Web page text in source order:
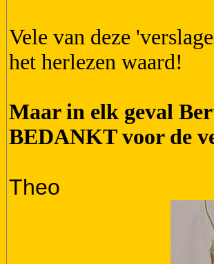
Vele van deze
het herlezen waard!
Maar in elk geval
BEDANKT voor de
Theo